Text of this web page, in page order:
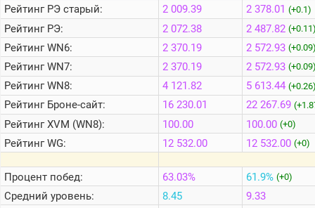
Теlegram
ВК
Портал
Мира
Танков
РейтингРЭ старый:
РейтингРЭ:
РейтингWN6:
РейтингWN7:
РейтингWN8:
РейтингБроне-сайт:
РейтингXVM (WN8):
РейтингWG:
Процент побед:
Средний уровень:
2 009.39
2 072.38
2 370.19
2 370.19
4 121.82
16 230.01
100.00
12 532.00
63.03%
8.45
2 378.01 (+0.1)
2 487.82
2 572.93
2 572.93
5 613.44
22 267.69
100.00 (+0)
12 532.00 (+0)
61.9% (+0)
9.33